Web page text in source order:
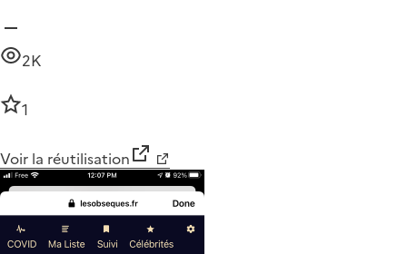
2K
1
Voir la réutilisation